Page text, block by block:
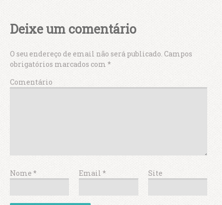
Deixe um comentário
O seu endereço de email não será publicado. Campos
obrigatórios marcados com *
Comentário
Nome * Email* Site